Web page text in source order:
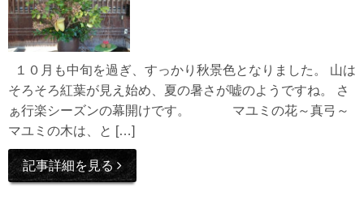
１０月も中旬を過ぎ、すっかり秋景色となりました。 山は
そろそろ紅葉が見え始め、夏の暑さが嘘のようですね。 さ
ぁ行楽シーズンの幕開けです。 マユミの花～真弓～
マユミの木は、と […]
記事詳細を見る